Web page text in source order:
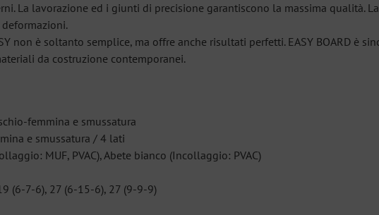
La lavorazione ed i giunti di precisione garantiscono la massima qualità.
non è soltanto semplice, ma offre anche risultati perfetti. EASY BOARD è
da costruzione contemporanei.
femmina e smussatura
e smussatura / 4 lati
MUF, PVAC), Abete bianco (Incollaggio: PVAC)
(6-7-6), 27 (6-15-6), 27 (9-9-9)